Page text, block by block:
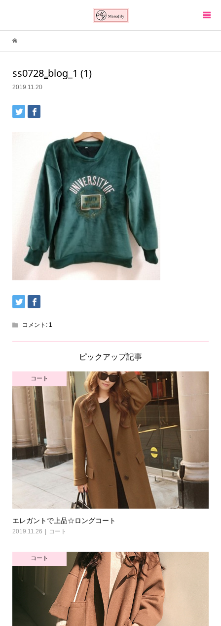
ss0728‗blog_1 (1)
2019.11.20
コメント: 1
ピックアップ記事
コート
エレガントで上品☆ロングコート
2019.11.26 コート
コート